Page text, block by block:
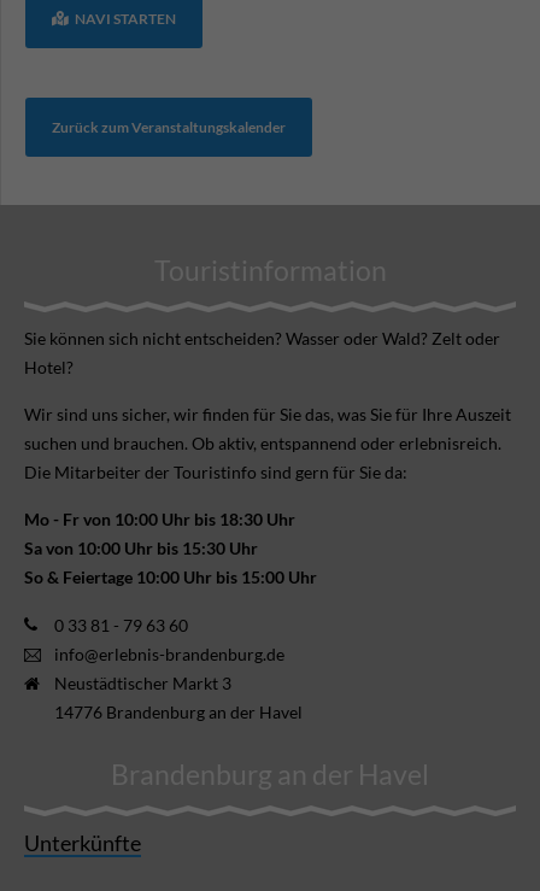
NAVI STARTEN
Zurück zum Veranstaltungskalender
Touristinformation
Sie können sich nicht ent­scheiden? Wasser oder Wald? Zelt oder
Hotel?
Wir sind uns sicher, wir finden für Sie das, was Sie für Ihre Aus­zeit
suchen und brauchen. Ob aktiv, ent­spannend oder erlebnis­reich.
Die Mitarbeiter der Touristinfo sind gern für Sie da:
Mo - Fr von 10:00 Uhr bis 18:30 Uhr
Sa von 10:00 Uhr bis 15:30 Uhr
So & Feiertage 10:00 Uhr bis 15:00 Uhr
0 33 81 - 79 63 60
info@erlebnis-brandenburg.de
Neustädtischer Markt 3
14776 Brandenburg an der Havel
Brandenburg an der Havel
Unterkünfte